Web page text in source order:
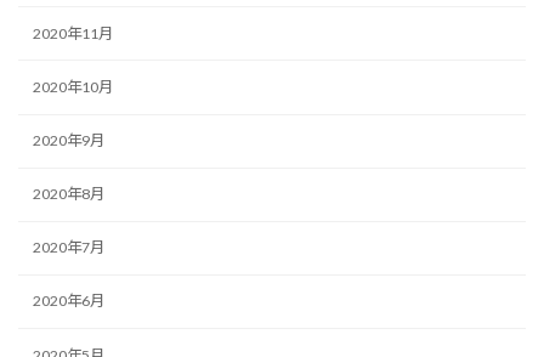
2020年11月
2020年10月
2020年9月
2020年8月
2020年7月
2020年6月